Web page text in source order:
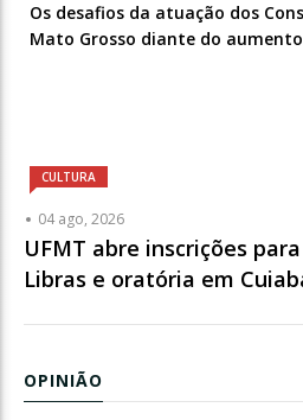
Os desafios da atuação dos
Mato Grosso diante do
CULTURA
04 ago, 2026
UFMT abre inscrições
Libras e oratória em
OPINIÃO